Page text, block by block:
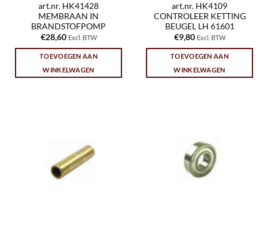
art.nr. HK41428
MEMBRAAN IN
BRANDSTOFPOMP
€28,60 Excl. BTW
TOEVOEGEN AAN
WINKELWAGEN
art.nr. HK4109
CONTROLEER KETTING
BEUGEL LH 61601
€9,80 Excl. BTW
TOEVOEGEN AAN
WINKELWAGEN